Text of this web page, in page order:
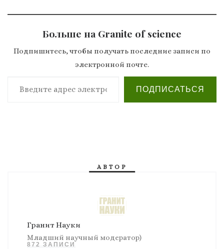
Больше на Granite of science
Подпишитесь, чтобы получать последние записи по
электронной почте.
Введите адрес электронной почты…
ПОДПИСАТЬСЯ
АВТОР
Гранит Науки
Младший научный модератор)
872 ЗАПИСИ